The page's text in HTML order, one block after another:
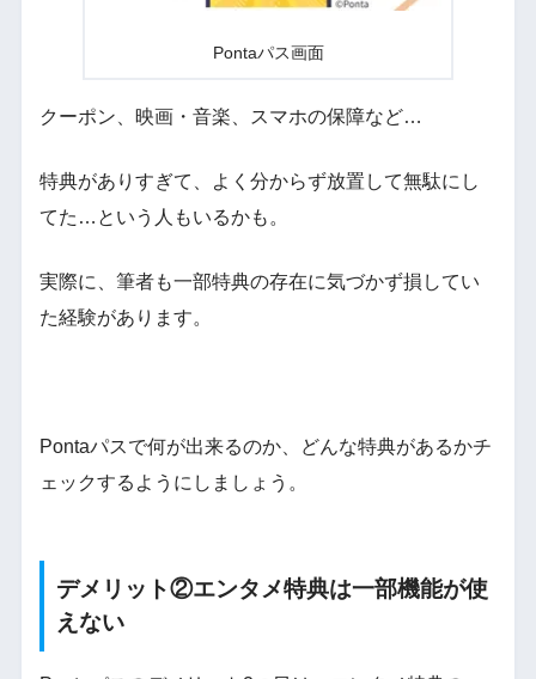
Pontaパス画面
クーポン、映画・音楽、スマホの保障など…
特典がありすぎて、よく分からず放置して無駄にし
てた…という人もいるかも。
実際に、筆者も一部特典の存在に気づかず損してい
た経験があります。
Pontaパスで何が出来るのか、どんな特典があるかチ
ェックするようにしましょう。
デメリット②エンタメ特典は一部機能が使
えない